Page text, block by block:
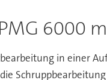
6000
in einer